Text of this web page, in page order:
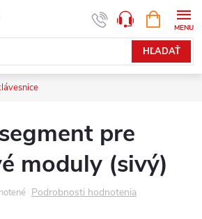
HĽADAŤ
KOŠÍK
pre
moduly (sivý)
Podrobnosti hodnotenia
- Chat